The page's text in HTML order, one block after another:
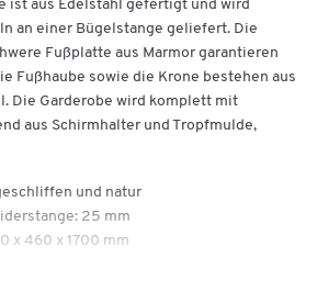
ist aus Edelstahl gefertigt und wird
an einer Bügelstange geliefert. Die
Fußplatte aus Marmor garantieren
Fußhaube sowie die Krone bestehen aus
Die Garderobe wird komplett mit
aus Schirmhalter und Tropfmulde,
und natur
25 mm
x 460 x 1700 mm